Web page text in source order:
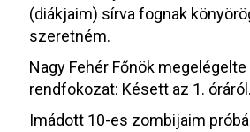
(diákjaim) sírva fognak
szeretném.
Nagy Fehér Főnök
rendfokozat: Késett az 1. óráról.
Imádott 10-es zombijaim